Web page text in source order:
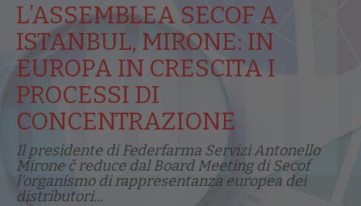
L’ASSEMBLEA SECOF A
ISTANBUL, MIRONE: IN
EUROPA IN CRESCITA I
PROCESSI DI
CONCENTRAZIONE
Il presidente di Federfarma Servizi Antonello
Mirone č reduce dal Board Meeting di Secof
l'organismo di rappresentanza europea dei
distributori...